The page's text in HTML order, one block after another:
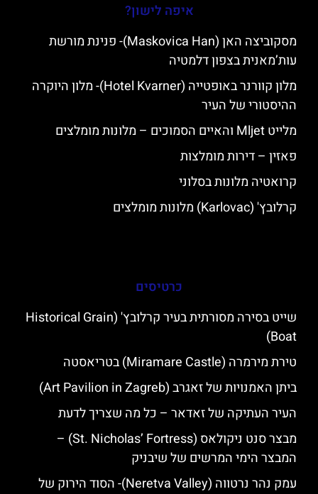
איפה לישון?
מסקוביצה האן (Maskovica Han)- פנינת מורשת
עות’מאנית בצפון דלמטיה
מלון קוורנר באופטייה (Hotel Kvarner)- מלון היוקרה
ההיסטורי של העיר
מלייט Mljet והאיים הסמוכים – מלונות מומלצים
פאזין – דירות מומלצות
קרואטיה מלונות בסלוני
קרלובץ' (Karlovac) מלונות מומלצים
כרטיסים
שייט בסירה מסורתית בעיר קרלובץ' (Historical Grain
Boat)
טירת מירמרה (Miramare Castle) בטריאסטה
ביתן האמנויות של זאגרב (Art Pavilion in Zagreb)
העיר העתיקה של זאדאר – כל מה שצריך לדעת
מבצר סנט ניקולאס (St. Nicholas’ Fortress) –
המבצר הימי המרשים של שיבניק
עמק נהר נרטווה (Neretva Valley)- הסוד הירוק של